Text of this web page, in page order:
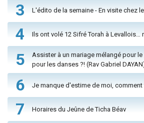
3 L'édito de la semaine - En visite chez
4 Ils ont volé 12 Sifré Torah à Levallois…
5
Assister à un mariage mélangé pour
pour les danses ?! (Rav Gabriel
6 Je manque d'estime de moi, comment
7 Horaires du Jeûne de Ticha Béav